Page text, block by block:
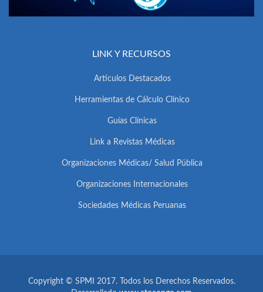
LINK Y RECURSOS
Artículos Destacados
Herramientas de Cálculo Clínico
Guías Clínicas
Link a Revistas Médicas
Organizaciones Médicas/ Salud Pública
Organizaciones Internacionales
Sociedades Médicas Peruanas
Copyright © SPMI 2017. Todos los Derechos Reservados.